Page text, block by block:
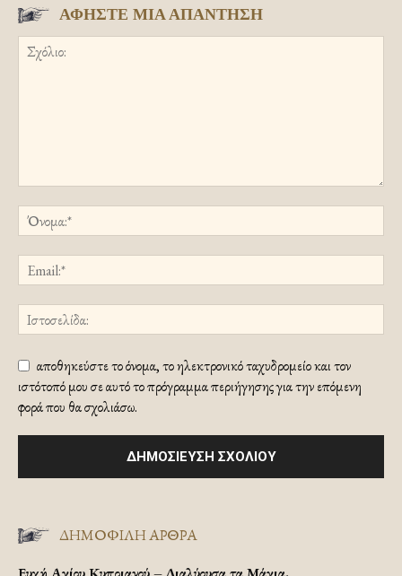
ΑΦΗΣΤΕ ΜΙΑ ΑΠΑΝΤΗΣΗ
αποθηκεύστε το όνομα, το ηλεκτρονικό ταχυδρομείο και τον
ιστότοπό μου σε αυτό το πρόγραμμα περιήγησης για την επόμενη
φορά που θα σχολιάσω.
ΔΗΜΟΦΙΛΗ ΑΡΘΡΑ